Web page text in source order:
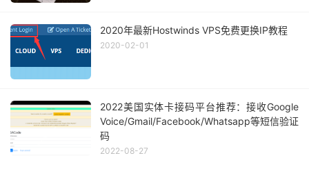
2020年最新Hostwinds VPS免费更换IP教程
2020-02-01
2022美国实体卡接码平台推荐：接收Google
Voice/Gmail/Facebook/Whatsapp等短信验证
码
2022-08-27